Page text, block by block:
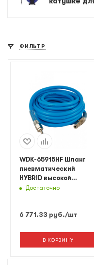
ФИЛЬТР
WDK-65915HF Шланг
пневматический
HYBRID высокой
пропускной
Достаточно
6 771.33 руб./шт
В КОРЗИНУ